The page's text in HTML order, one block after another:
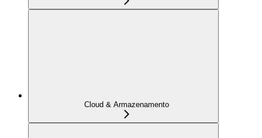
Cloud & Armazenamento